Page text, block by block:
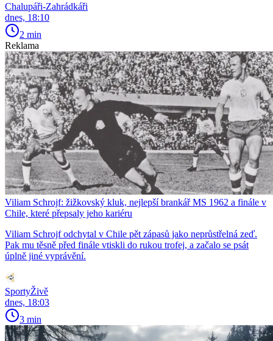
Chalupáři-Zahrádkáři
dnes, 18:10
2 min
Reklama
Viliam Schrojf: žižkovský kluk, nejlepší brankář MS 1962 a finále v
Chile, které přepsaly jeho kariéru
Viliam Schrojf odchytal v Chile pět zápasů jako neprůstřelná zeď.
Pak mu těsně před finále vtiskli do rukou trofej, a začalo se psát
úplně jiné vyprávění.
SportyŽivě
dnes, 18:03
3 min